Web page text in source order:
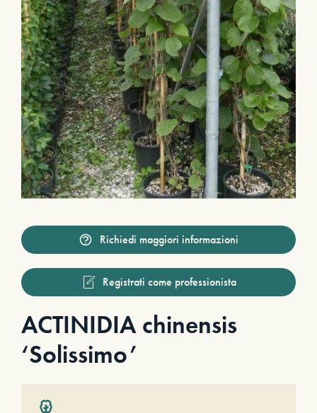
Richiedi maggiori informazioni
Registrati come professionista
ACTINIDIA chinensis
‘Solissimo’